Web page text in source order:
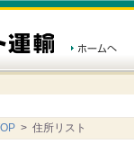
> 住所リスト